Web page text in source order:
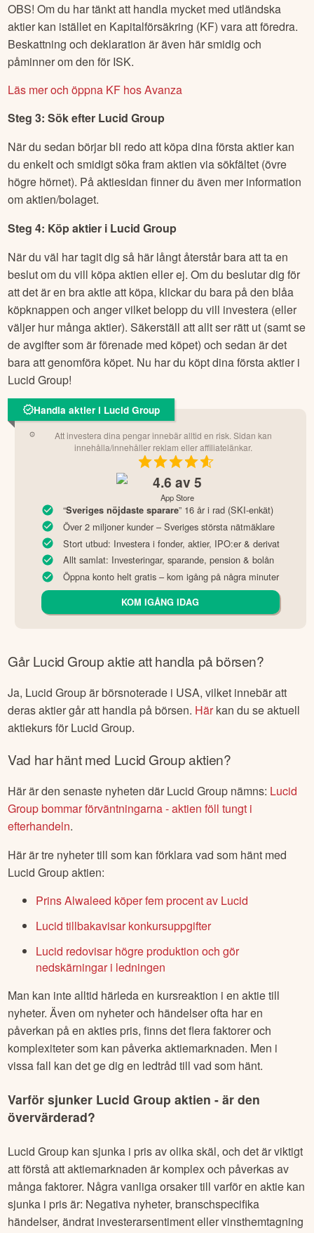
OBS! Om du har tänkt att handla mycket med utländska
aktier kan istället en Kapitalförsäkring (KF) vara att föredra.
Beskattning och deklaration är även här smidig och
påminner om den för ISK.
Läs mer och öppna KF hos Avanza
Steg 3: Sök efter Lucid Group
När du sedan börjar bli redo att köpa dina första aktier kan
du enkelt och smidigt söka fram aktien via sökfältet (övre
högre hörnet). På aktiesidan finner du även mer information
om aktien/bolaget.
Steg 4: Köp aktier i Lucid Group
När du väl har tagit dig så här långt återstår bara att ta en
beslut om du vill köpa aktien eller ej. Om du beslutar dig för
att det är en bra aktie att köpa, klickar du bara på den blåa
köpknappen och anger vilket belopp du vill investera (eller
väljer hur många aktier). Säkerställ att allt ser rätt ut (samt se
de avgifter som är förenade med köpet) och sedan är det
bara att genomföra köpet. Nu har du köpt dina första aktier i
Lucid Group!
Handla aktier i Lucid Group
Att investera dina pengar innebär alltid en risk. Sidan kan
innehålla/innehåller reklam eller affiliatelänkar.
4.6 av 5
App Store
“Sveriges nöjdaste sparare” 16 år i rad (SKI-enkät)
Över 2 miljoner kunder – Sveriges största nätmäklare
Stort utbud: Investera i fonder, aktier, IPO:er & derivat
Allt samlat: Investeringar, sparande, pension & bolån
Öppna konto helt gratis – kom igång på några minuter
KOM IGÅNG IDAG
GårLucid Groupaktie att handla på börsen?
Ja, Lucid Groupär börsnoterade i USA, vilket innebär att
deras aktier går att handla på börsen. Härkan du se aktuell
aktiekurs för Lucid Group.
Vad har hänt med Lucid Groupaktien?
Här är den senaste nyheten där Lucid Group nämns: Lucid
Group bommar förväntningarna - aktien föll tungt i
efterhandeln.
Här är tre nyheter till som kan förklara vad som hänt med
Lucid Groupaktien:
Prins Alwaleed köper fem procent av Lucid
Lucid tillbakavisar konkursuppgifter
Lucid redovisar högre produktion och gör
nedskärningar i ledningen
Man kan inte alltid härleda en kursreaktion i en aktie till
nyheter. Även om nyheter och händelser ofta har en
påverkan på en akties pris, finns det flera faktorer och
komplexiteter som kan påverka aktiemarknaden. Men i
vissa fall kan det ge dig en ledtråd till vad som hänt.
Varför sjunker Lucid Group aktien - är den
övervärderad?
Lucid Group kan sjunka i pris av olika skäl, och det är viktigt
att förstå att aktiemarknaden är komplex och påverkas av
många faktorer. Några vanliga orsaker till varför en aktie kan
sjunka i pris är: Negativa nyheter, branschspecifika
händelser, ändrat investerarsentiment eller vinsthemtagning